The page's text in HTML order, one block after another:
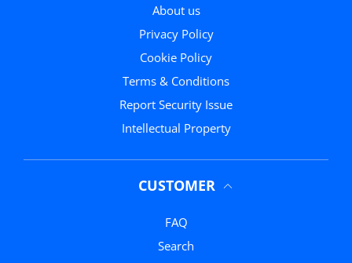
About us
Privacy Policy
Cookie Policy
Terms & Conditions
Report Security Issue
Intellectual Property
CUSTOMER
FAQ
Search